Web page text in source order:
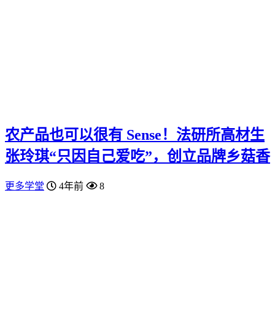
农产品也可以很有 Sense！法研所高材生
张玲琪“只因自己爱吃”，创立品牌乡菇香
更多学堂 4年前 8